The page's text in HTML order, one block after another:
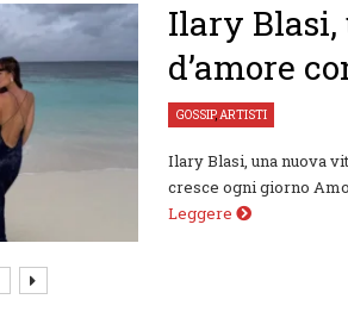
Ilary Blasi,
d’amore
GOSSIP,ARTISTI
Ilary Blasi, una nuova
cresce ogni giorno
Leggere